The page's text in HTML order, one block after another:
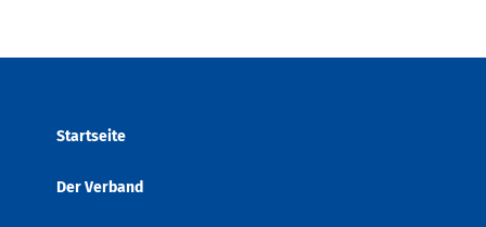
Startseite
Der Verband